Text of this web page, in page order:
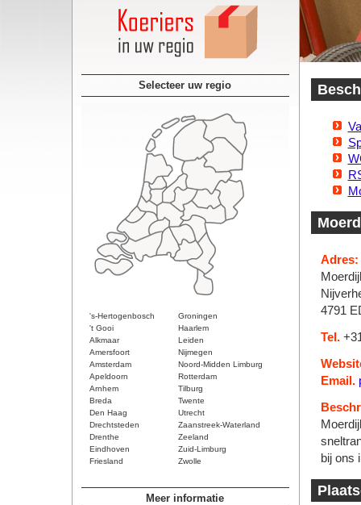
Selecteer uw regio
's-Hertogenbosch
Groningen
't Gooi
Haarlem
Alkmaar
Leiden
Amersfoort
Nijmegen
Amsterdam
Noord-Midden Limburg
Apeldoorn
Rotterdam
Arnhem
Tilburg
Breda
Twente
Den Haag
Utrecht
Drechtsteden
Zaanstreek-Waterland
Drenthe
Zeeland
Eindhoven
Zuid-Limburg
Friesland
Zwolle
Meer informatie
Adres:
4791
Tel.
Email.
bij ons